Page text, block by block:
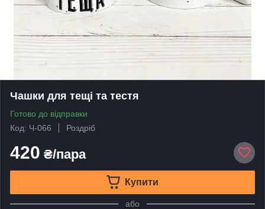
Чашки для тещі та тестя
Готово до відправки
Код: Ч-066
Роздріб
420 ₴/пара
Купити
або